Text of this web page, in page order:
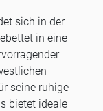
sich in der
in eine
seine ruhige
bietet ideale